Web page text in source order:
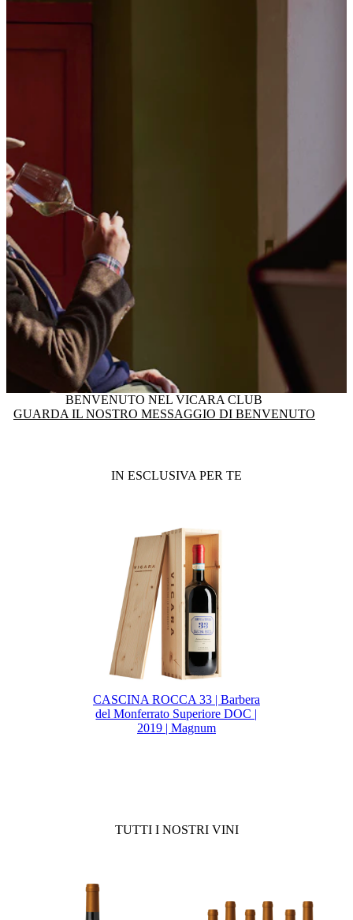
BENVENUTO NEL VICARA CLUB
GUARDA IL NOSTRO MESSAGGIO DI BENVENUTO
IN ESCLUSIVA PER TE
CASCINA ROCCA 33 | Barbera
del Monferrato Superiore DOC |
2019 | Magnum
TUTTI I NOSTRI VINI